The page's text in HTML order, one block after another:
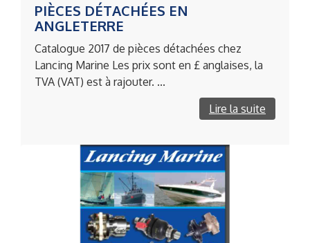
PIÈCES DÉTACHÉES EN
ANGLETERRE
Catalogue 2017 de pièces détachées chez
Lancing Marine Les prix sont en £ anglaises, la
TVA (VAT) est à rajouter. ...
Lire la suite